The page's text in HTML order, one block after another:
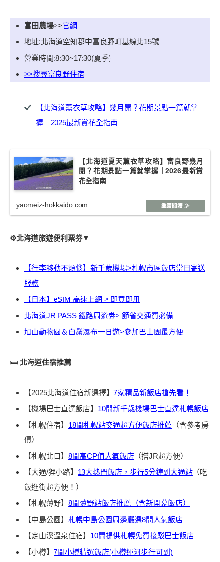
富田農場>>官網
地址:北海道空知郡中富良野町基線北15號
營業時間:8:30~17:30(夏季)
>>搜尋富良野住宿
【北海道薰衣草攻略】幾月開？花期景點一篇就掌
握｜2025最新賞花全指南
【北海道夏天薰衣草攻略】富良野幾月
開？花期景點一篇就掌握｜2026最新賞
花全指南
yaomeiz-hokkaido.com
⚙️北海道旅遊便利票劵▼
【行李移動不煩惱】新千歲機場>札幌市區飯店當日寄送
服務
【日本】eSIM 高速上網 > 即買即用
北海道JR PASS 鐵路周遊劵> 節省交通費必備
旭山動物園＆白鬚瀑布一日遊>參加巴士團最方便
🛏️ 北海道住宿推薦
【2025北海道住宿新選擇】 7家精品新飯店搶先看！
【機場巴士直達飯店】 10間新千歲機場巴士直達札幌飯店
【札幌住宿】 18間札幌站交通超方便飯店推薦 （含參考房
價）
【札幌北口】 8間高CP值人氣飯店 （搭JR超方便）
【大通/狸小路】 13大熱門飯店，步行5分鐘到大通站 （吃
飯逛街超方便！）
【札幌薄野】 8間薄野站飯店推薦（含新開幕飯店）
【中島公園】 札幌中島公園周邊嚴選8間人氣飯店
【定山溪溫泉住宿】 10間提供札幌免費接駁巴士飯店
【小樽】 7間小樽精選飯店(小樽運河步行可到)